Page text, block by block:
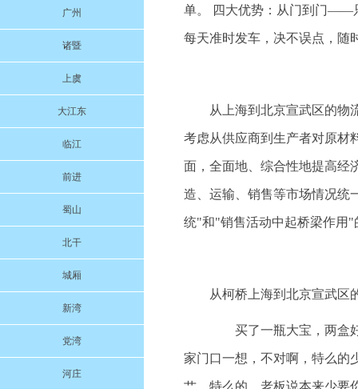
广州
诸暨
上虞
大江东
临江
前进
蜀山
北干
城厢
新湾
党湾
河庄
单。 四大优势：从门到门——
每天准时发车，决不误点，随
从上海到北京宣武区的物
考虑从供应商到生产者对原材
面，全面地、综合性地提高经
造、运输、销售等市场情况统
统"和"销售活动中起桥梁作用
从柯桥上海到北京宣武区
买了一瓶大宝，两盒好
家门口一想，不对啊，特么的
艹，特么的，老板说本来少要